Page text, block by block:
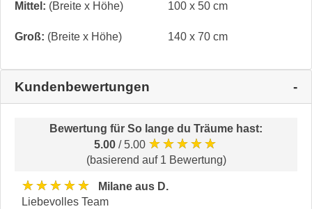
Mittel: (Breite x Höhe) 100 x 50 cm
Groß: (Breite x Höhe) 140 x 70 cm
Kundenbewertungen
Bewertung für So lange du Träume hast:
5.00 / 5.00 ★★★★★
(basierend auf 1 Bewertung)
★★★★★
Milane aus D.
Liebevolles Team